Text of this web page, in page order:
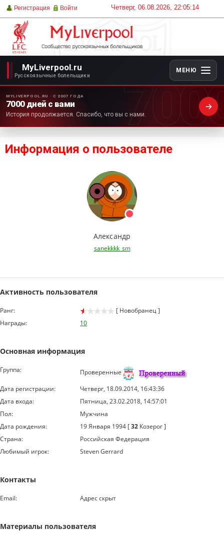
Четверг, 06.08.2026, 22:05:14
Регистрация Войти
MyLiverpool.ru
Русскоязычные болельщики
МЕНЮ
MYLIVERPOOL.RU · С 2007 ГОДА
7000 дней с вами
История продолжается. Спасибо, что вы с нами.
Информация о пользователе
Александр
sanekkkk_sm
Активность пользователя
Ранг:
[ Новобранец ]
Награды:
10
Основная информация
Группа:
Проверенные
Дата регистрации:
Четверг, 18.09.2014, 16:43:36
Дата входа:
Пятница, 23.02.2018, 14:57:01
Пол:
Мужчина
Дата рождения:
19 Января 1994 [32 Козерог ]
Страна:
Российская Федерация
Любимый игрок:
Steven Gerrard
Контакты
Email: Адрес скрыт
Материалы пользователя